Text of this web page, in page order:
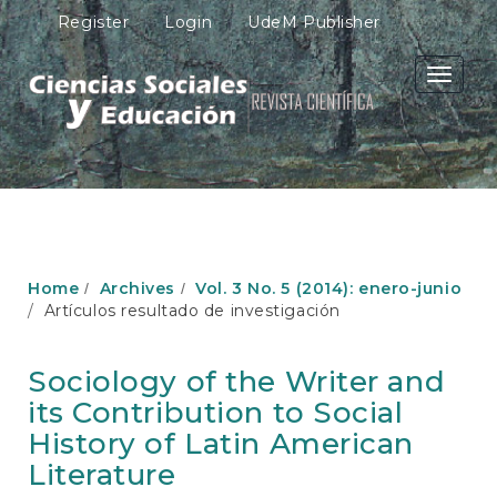
M
a
i
n
N
a
v
i
g
n
M
n
C
o
n
Register Login UdeM Publisher
Toggle
Home Archives
Vol. 3 No. 5 (2014): enero-junio
Artículos resultado de investigación
Sociology of the Writer and
its Contribution to Social
History of Latin American
Literature